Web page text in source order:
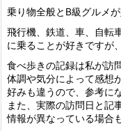
乗り物全般とB級グルメ
飛行機、鉄道、車、自転
に乗ることが好きですが
食べ歩きの記録は私が訪
体調や気分によって感想
好みも違うので、参考に
また、実際の訪問日と記
情報が異なっている場合